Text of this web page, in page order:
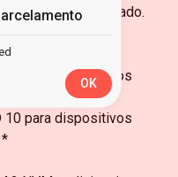
será desativado.
10 para dispositivos
10 para dispositivos
OK